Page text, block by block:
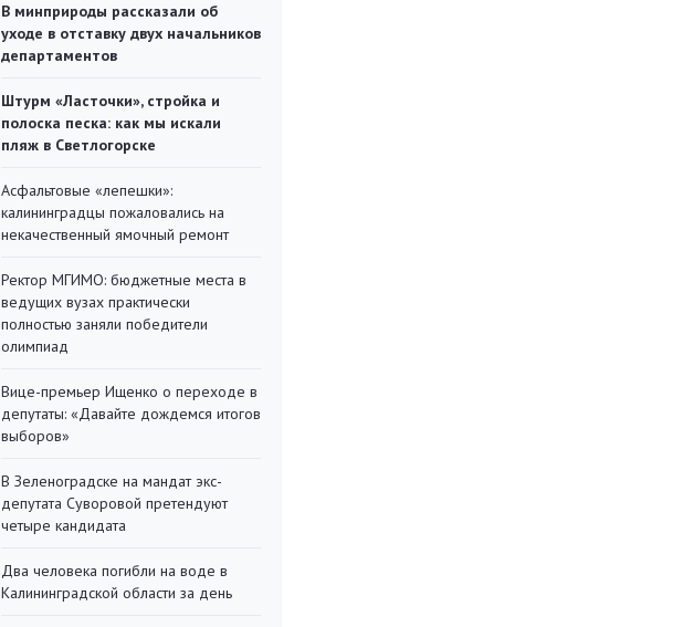
В минприроды рассказали об
уходе в отставку двух начальников
департаментов
Штурм «Ласточки», стройка и
полоска песка: как мы искали
пляж в Светлогорске
Асфальтовые «лепешки»:
калининградцы пожаловались на
некачественный ямочный ремонт
Ректор МГИМО: бюджетные места в
ведущих вузах практически
полностью заняли победители
олимпиад
Вице-премьер Ищенко о переходе в
депутаты: «Давайте дождемся итогов
выборов»
В Зеленоградске на мандат экс-
депутата Суворовой претендуют
четыре кандидата
Два человека погибли на воде в
Калининградской области за день